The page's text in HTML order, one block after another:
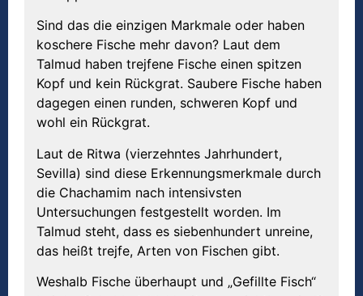
Sind das die einzigen Markmale oder haben
koschere Fische mehr davon? Laut dem
Talmud haben trejfene Fische einen spitzen
Kopf und kein Rückgrat. Saubere Fische haben
dagegen einen runden, schweren Kopf und
wohl ein Rückgrat.
Laut de Ritwa (vierzehntes Jahrhundert,
Sevilla) sind diese Erkennungsmerkmale durch
die Chachamim nach intensivsten
Untersuchungen festgestellt worden. Im
Talmud steht, dass es siebenhundert unreine,
das heißt trejfe, Arten von Fischen gibt.
Weshalb Fische überhaupt und „Gefillte Fisch“